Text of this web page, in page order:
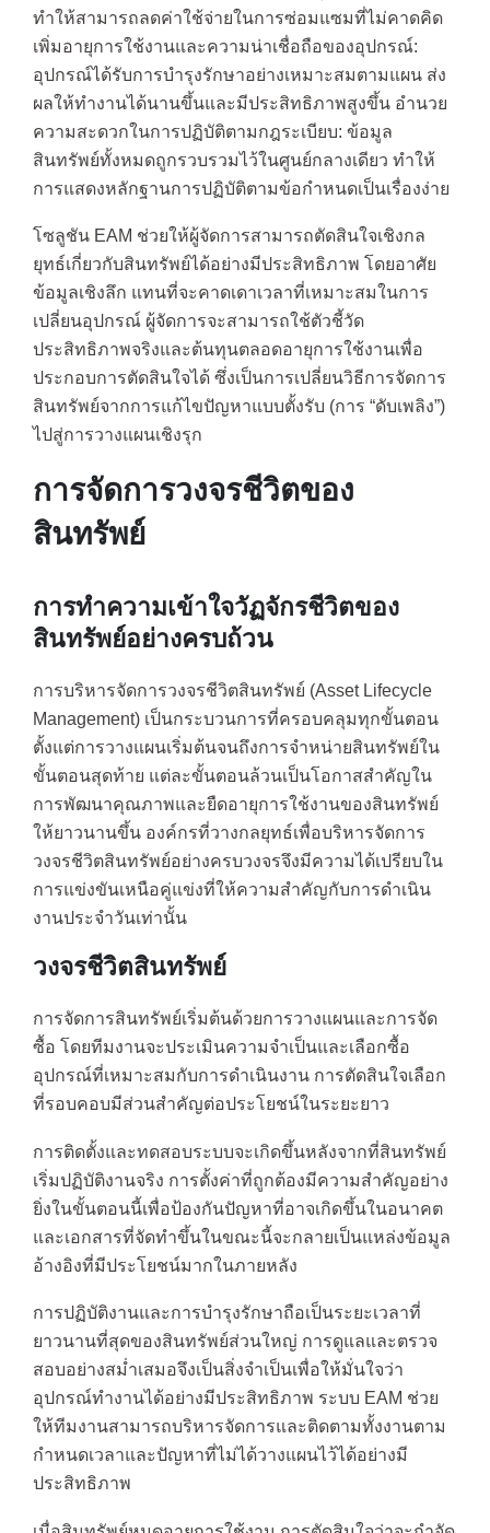
ทำให้สามารถลดค่าใช้จ่ายในการซ่อมแซมที่ไม่คาดคิด
เพิ่มอายุการใช้งานและความน่าเชื่อถือของอุปกรณ์:
อุปกรณ์ได้รับการบำรุงรักษาอย่างเหมาะสมตามแผน ส่ง
ผลให้ทำงานได้นานขึ้นและมีประสิทธิภาพสูงขึ้น อำนวย
ความสะดวกในการปฏิบัติตามกฎระเบียบ: ข้อมูล
สินทรัพย์ทั้งหมดถูกรวบรวมไว้ในศูนย์กลางเดียว ทำให้
การแสดงหลักฐานการปฏิบัติตามข้อกำหนดเป็นเรื่องง่าย
โซลูชัน EAM ช่วยให้ผู้จัดการสามารถตัดสินใจเชิงกล
ยุทธ์เกี่ยวกับสินทรัพย์ได้อย่างมีประสิทธิภาพ โดยอาศัย
ข้อมูลเชิงลึก แทนที่จะคาดเดาเวลาที่เหมาะสมในการ
เปลี่ยนอุปกรณ์ ผู้จัดการจะสามารถใช้ตัวชี้วัด
ประสิทธิภาพจริงและต้นทุนตลอดอายุการใช้งานเพื่อ
ประกอบการตัดสินใจได้ ซึ่งเป็นการเปลี่ยนวิธีการจัดการ
สินทรัพย์จากการแก้ไขปัญหาแบบตั้งรับ (การ “ดับเพลิง”)
ไปสู่การวางแผนเชิงรุก
การจัดการวงจรชีวิตของ
สินทรัพย์
การทำความเข้าใจวัฏจักรชีวิตของ
สินทรัพย์อย่างครบถ้วน
การบริหารจัดการวงจรชีวิตสินทรัพย์ (Asset Lifecycle
Management) เป็นกระบวนการที่ครอบคลุมทุกขั้นตอน
ตั้งแต่การวางแผนเริ่มต้นจนถึงการจำหน่ายสินทรัพย์ใน
ขั้นตอนสุดท้าย แต่ละขั้นตอนล้วนเป็นโอกาสสำคัญใน
การพัฒนาคุณภาพและยืดอายุการใช้งานของสินทรัพย์
ให้ยาวนานขึ้น องค์กรที่วางกลยุทธ์เพื่อบริหารจัดการ
วงจรชีวิตสินทรัพย์อย่างครบวงจรจึงมีความได้เปรียบใน
การแข่งขันเหนือคู่แข่งที่ให้ความสำคัญกับการดำเนิน
งานประจำวันเท่านั้น
วงจรชีวิตสินทรัพย์
การจัดการสินทรัพย์เริ่มต้นด้วยการวางแผนและการจัด
ซื้อ โดยทีมงานจะประเมินความจำเป็นและเลือกซื้อ
อุปกรณ์ที่เหมาะสมกับการดำเนินงาน การตัดสินใจเลือก
ที่รอบคอบมีส่วนสำคัญต่อประโยชน์ในระยะยาว
การติดตั้งและทดสอบระบบจะเกิดขึ้นหลังจากที่สินทรัพย์
เริ่มปฏิบัติงานจริง การตั้งค่าที่ถูกต้องมีความสำคัญอย่าง
ยิ่งในขั้นตอนนี้เพื่อป้องกันปัญหาที่อาจเกิดขึ้นในอนาคต
และเอกสารที่จัดทำขึ้นในขณะนี้จะกลายเป็นแหล่งข้อมูล
อ้างอิงที่มีประโยชน์มากในภายหลัง
การปฏิบัติงานและการบำรุงรักษาถือเป็นระยะเวลาที่
ยาวนานที่สุดของสินทรัพย์ส่วนใหญ่ การดูแลและตรวจ
สอบอย่างสม่ำเสมอจึงเป็นสิ่งจำเป็นเพื่อให้มั่นใจว่า
อุปกรณ์ทำงานได้อย่างมีประสิทธิภาพ ระบบ EAM ช่วย
ให้ทีมงานสามารถบริหารจัดการและติดตามทั้งงานตาม
กำหนดเวลาและปัญหาที่ไม่ได้วางแผนไว้ได้อย่างมี
ประสิทธิภาพ